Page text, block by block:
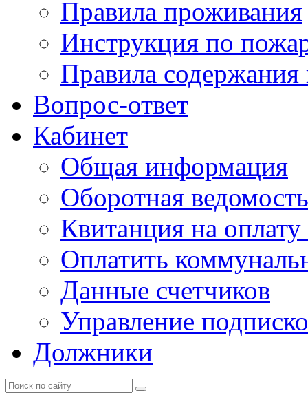
Правила проживания
Инструкция по
Правила
Вопрос-ответ
Кабинет
Общая информация
Оборотная ведомость
Квитанция на
Оплатить
Данные счетчиков
Управление
Должники